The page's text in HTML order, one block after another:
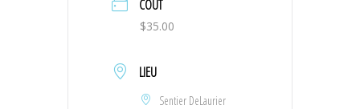
COÛT
$35.00
LIEU
Sentier DeLaurier